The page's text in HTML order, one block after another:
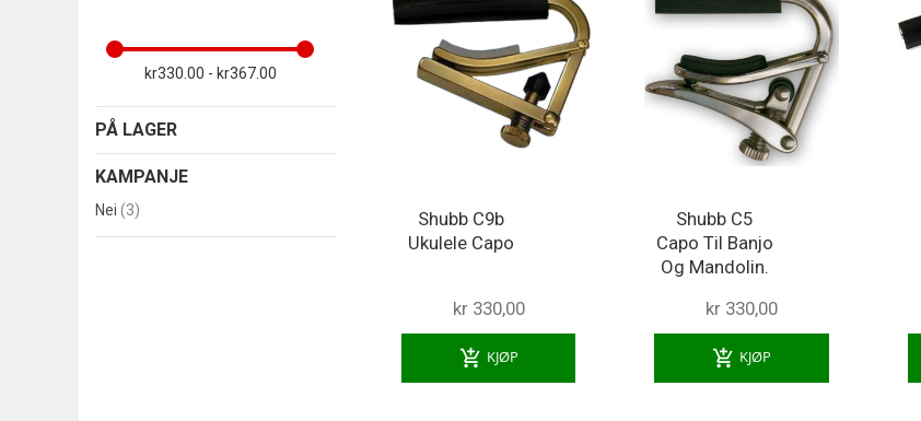
Shubb C9b
Ukulele Capo
kr 330,00
add_shopping_cart KJØP
Shubb C5
Capo Til Banjo
Og Mandolin.
kr 330,00
add_shopping_cart KJØP
kr330.00 - kr367.00
PÅ LAGER
KAMPANJE
Nei 3
produkter